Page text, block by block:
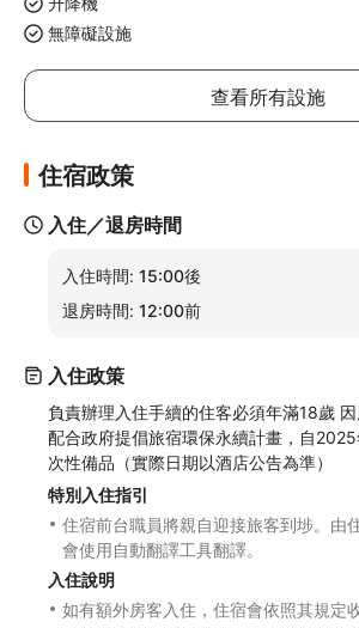
無障礙設施
查看所有設施
住宿政策
入住／退房時間
入住時間: 15:00後
退房時間: 12:00前
入住政策
負責辦理入住手續的住客必須年滿18歲 因
配合政府提倡旅宿環保永續計畫，自
次性備品（實際日期以酒店公告為準）
特別入住指引
住宿前台職員將親自迎接旅客到埗。由
會使用自動翻譯工具翻譯。
入住說明
如有額外房客入住，住宿會依照其規定收